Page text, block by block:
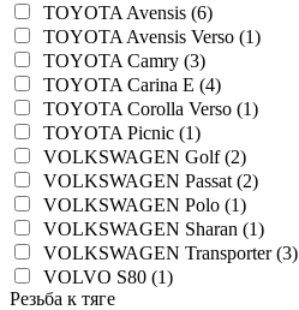
TOYOTA Avensis (6)
TOYOTA Avensis Verso (1)
TOYOTA Camry (3)
TOYOTA Carina E (4)
TOYOTA Corolla Verso (1)
TOYOTA Picnic (1)
VOLKSWAGEN Golf (2)
VOLKSWAGEN Passat (2)
VOLKSWAGEN Polo (1)
VOLKSWAGEN Sharan (1)
VOLKSWAGEN Transporter (3)
VOLVO S80 (1)
Резьба к тяге